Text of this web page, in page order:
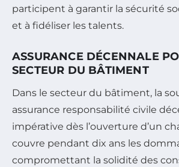
participent à garantir la sécurité
et à fidéliser les talents.
ASSURANCE DÉCENNALE
SECTEUR DU BÂTIMENT
Dans le secteur du bâtiment, la
assurance responsabilité civile
impérative dès l’ouverture d’un
couvre pendant dix ans les
compromettant la solidité des